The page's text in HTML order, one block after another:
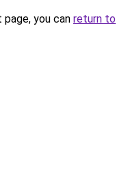
you can return to